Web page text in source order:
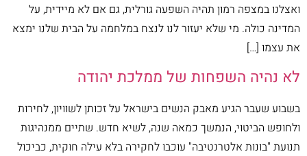
ואצלנו במצפה רמון תהיה השפעה גורלית, גם אם לא מיידית, על
המדינה כולה. מי שלא יעזור לנו לנצח במלחמה על הבית שלנו ימצא
את עצמו […]
לא נהיה השפחות של ממלכת יהודה
בשבוע שעבר הגיע מאבק הנשים בישראל על זכותן לשוויון, לחירות
ולחופש הביטוי, הנמשך כמאה שנה, לשיא חדש. שתיים ממנהיגות
תנועת "בונות אלטרנטיבה" עוכבו לחקירה בלא עילה חוקית, כביכול